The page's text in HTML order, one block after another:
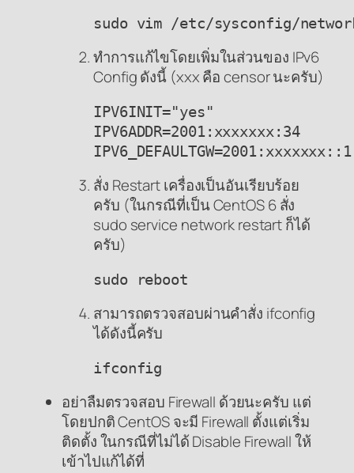
sudo vim /etc/sysconfig/
ทำการแก้ไขโดยเพิ่มในส่วนของ IPv6
Config ดังนี้ (xxx คือ censor นะครับ)
IPV6INIT="yes"
IPV6ADDR=2001:xxxxxxx:34
สั่ง Restart เครื่องเป็นอันเรียบร้อย
ครับ (ในกรณีที่เป็น CentOS 6 สั่ง
sudo service network restart ก็ได้
ครับ)
sudo reboot
สามารถตรวจสอบผ่านคำสั่ง ifconfig
ได้ดังนี้ครับ
ifconfig
อย่าลืมตรวจสอบ Firewall ด้วยนะครับ แต่
โดยปกติ CentOS จะมี Firewall ตั้งแต่เริ่ม
ติดตั้ง ในกรณีที่ไม่ได้ Disable Firewall ให้
เข้าไปแก้ได้ที่